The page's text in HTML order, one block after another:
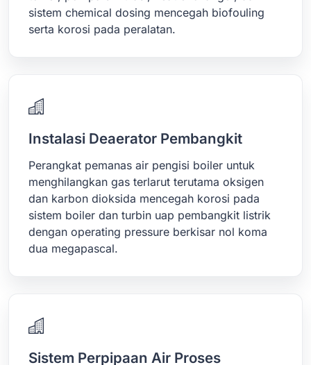
sistem chemical dosing mencegah biofouling
serta korosi pada peralatan.
Instalasi Deaerator Pembangkit
Perangkat pemanas air pengisi boiler untuk
menghilangkan gas terlarut terutama oksigen
dan karbon dioksida mencegah korosi pada
sistem boiler dan turbin uap pembangkit listrik
dengan operating pressure berkisar nol koma
dua megapascal.
Sistem Perpipaan Air Proses